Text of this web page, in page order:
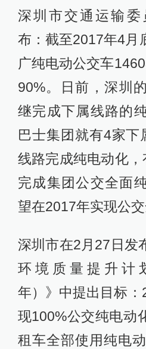
深圳市交通运输
布：截至2017年4月
广纯电动公交车
90%。日前，深圳
继完成下属线路的
巴士集团就有4家下
线路完成纯电动化
完成集团公交全面
望在2017年实现公交
深圳市在2月27日发
环境质量提升计
年）》中提出目标
现100%公交纯电动
租车全部使用纯电